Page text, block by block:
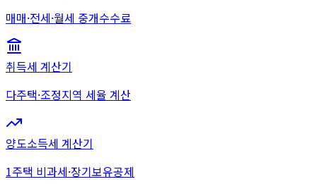
매매·전세·월세 중개수수료
취득세 계산기
다주택·조정지역 세율 계산
양도소득세 계산기
1주택 비과세·장기보유공제